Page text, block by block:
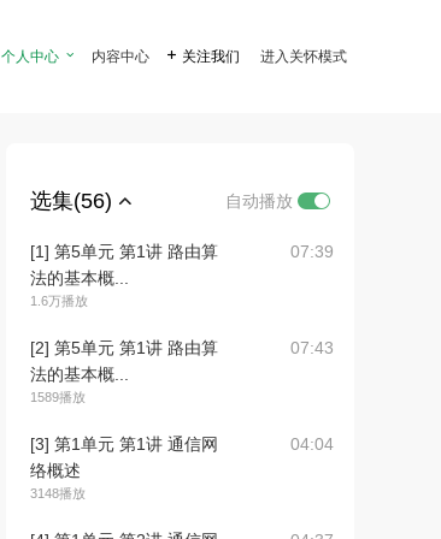
个人中心  内容中心  关注我们 进入关怀模式
选集(56) 自动播放
[1] 第5单元 第1讲 路由算
法的基本概...
1.6万播放
07:39
[2] 第5单元 第1讲 路由算
法的基本概...
1589播放
07:43
[3] 第1单元 第1讲 通信网
络概述
3148播放
04:04